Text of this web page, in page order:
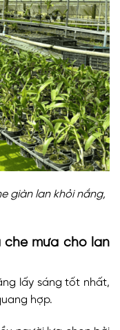
giàn lan khỏi nắng,
che mưa cho lan
lấy sáng tốt nhất,
hợp.